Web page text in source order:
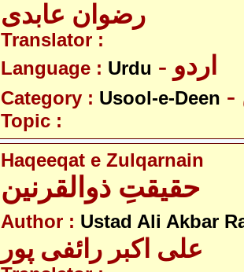
رضوان عابدی
Translator :
Language : Urdu - اردو
Category : Usool-e-Deen
Topic :
Haqeeqat e Zulqarnain
حقیقتِ ذوالقرنین
Author : Ustad Ali Akbar
علی اکبر رائفی پور